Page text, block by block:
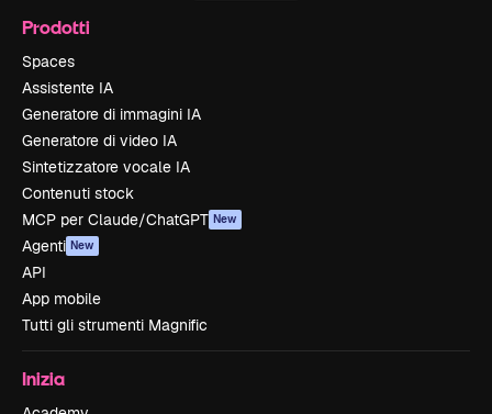
Prodotti
Spaces
Assistente IA
Generatore di immagini IA
Generatore di video IA
Sintetizzatore vocale IA
Contenuti stock
MCP per Claude/ChatGPT New
Agenti New
API
App mobile
Tutti gli strumenti Magnific
Inizia